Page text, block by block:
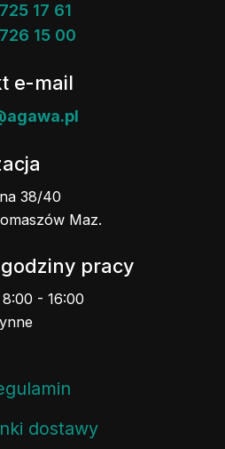
17 61
15 00
e-mail
38/40
Maz.
pracy
- 16:00
dostawy